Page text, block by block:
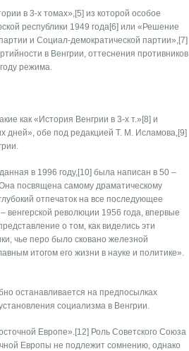
в 3-х томах»,[5] из которой особое
республики 1949 года[6] или «Решение
и Социал-демократической партии»,[7]
в Венгрии, оттеснения противников
режима.
как «История Венгрии в 3-х т.»[8] и
дней», обе под редакцией Т. М. Исламова,[9]
в 1996 году,[10] была написан в 50 –
Она посвящена самому драматическому
отпечаток на все последующее
венгерской революции 1956 года, впервые
о том, как виделись эти
чье перо было сковано железной
итогом его жизни в науке и политике».
останавливается на предпосылках
социализма в Венгрии.
Европе».[12] Роль Советского Союза
Европы не подлежит сомнению, однако